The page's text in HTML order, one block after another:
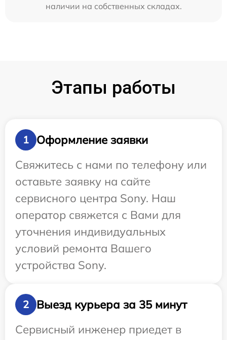
наличии на собственных складах.
Этапы работы
1
Оформление заявки
Свяжитесь с нами по телефону или
оставьте заявку на сайте
сервисного центра Sony. Наш
оператор свяжется с Вами для
уточнения индивидуальных
условий ремонта Вашего
устройства Sony.
2
Выезд курьера за 35 минут
Сервисный инженер приедет в